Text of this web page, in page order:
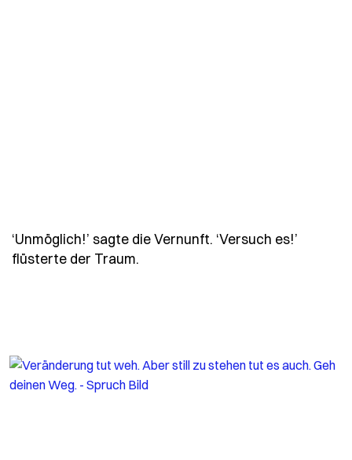
‘Unmöglich!’ sagte die Vernunft. ‘Versuch es!’
flüsterte der Traum.